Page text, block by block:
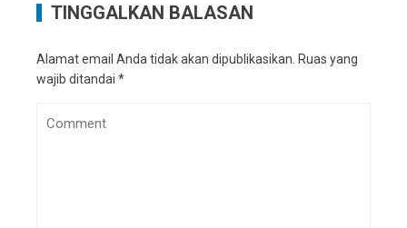
TINGGALKAN BALASAN
Alamat email Anda tidak akan dipublikasikan. Ruas yang
wajib ditandai *